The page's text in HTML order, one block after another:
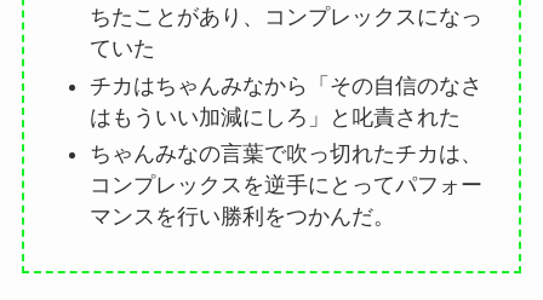
ちたことがあり、コンプレックスになっ
ていた
チカはちゃんみなから「その自信のなさ
はもういい加減にしろ」と叱責された
ちゃんみなの言葉で吹っ切れたチカは、
コンプレックスを逆手にとってパフォー
マンスを行い勝利をつかんだ。